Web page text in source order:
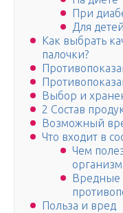
При
Для детей
Как выбрать
палочки?
Выбор и
2 Состав
Возможный
Что входит в
Чем
Вредные
Польза и вред